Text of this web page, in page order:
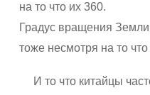
на то что их 360.
Градус вращения Земли
тоже несмотря на то
И то что китайцы